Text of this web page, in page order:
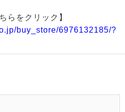
らをクリック】
buy_store/6976132185/?